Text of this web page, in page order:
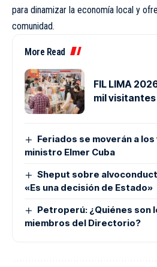
para dinamizar la economía local y
comunidad.
More Read
FIL LIMA
mil visitantes
Feriados se moverán a
ministro Elmer Cuba
Sheput sobre
«Es una decisión de Estado»
Petroperú: ¿Quiénes son
miembros del Directorio?